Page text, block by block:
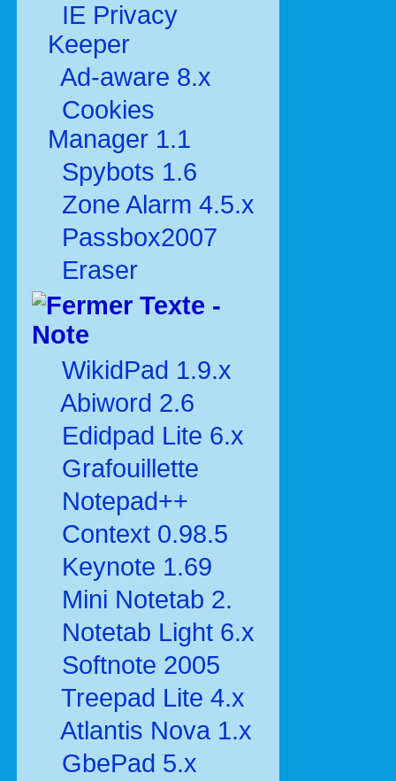
IE Privacy
Keeper
Ad-aware 8.x
Cookies
Manager 1.1
Spybots 1.6
Zone Alarm 4.5.x
Passbox2007
Eraser
Texte -
Note
WikidPad 1.9.x
Abiword 2.6
Edidpad Lite 6.x
Grafouillette
Notepad++
Context 0.98.5
Keynote 1.69
Mini Notetab 2.
Notetab Light 6.x
Softnote 2005
Treepad Lite 4.x
Atlantis Nova 1.x
GbePad 5.x